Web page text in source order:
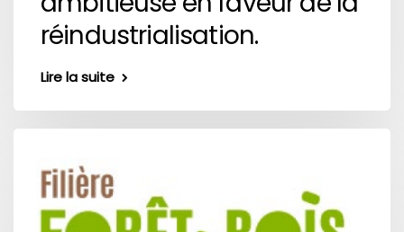
réindustrialisation.
Lire la suite